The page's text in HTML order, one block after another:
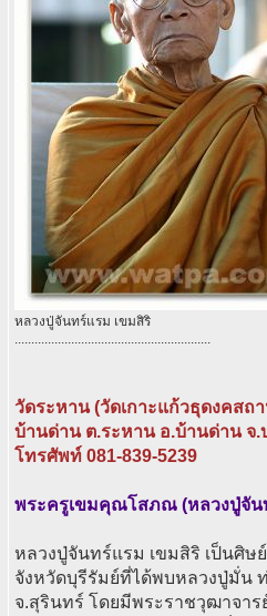
หลวงปู่จันทร์แรม เขมสิริ
...........................................................
วัดระหาน (วัดเกาะแก้วธุดงคสถ
บ้านด่าน ต.ระหาน อ.บ้านด่าน จ.
โทรศัพท์ 081-839-5239
พระครูเขมคุณโสภณ (หลวงปู่จัน
หลวงปู่จันทร์แรม เขมสิริ เป็นศิ
จังหวัดบุรีรัมย์ที่ได้พบหลวงปู่มั่น
จ.สุรินทร์ โดยมีพระราชวุฒาจา